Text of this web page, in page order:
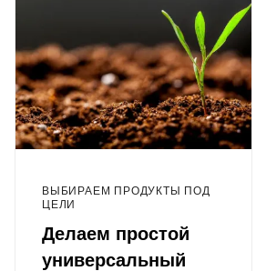
ВЫБИРАЕМ ПРОДУКТЫ ПОД
ЦЕЛИ
Делаем простой
универсальный